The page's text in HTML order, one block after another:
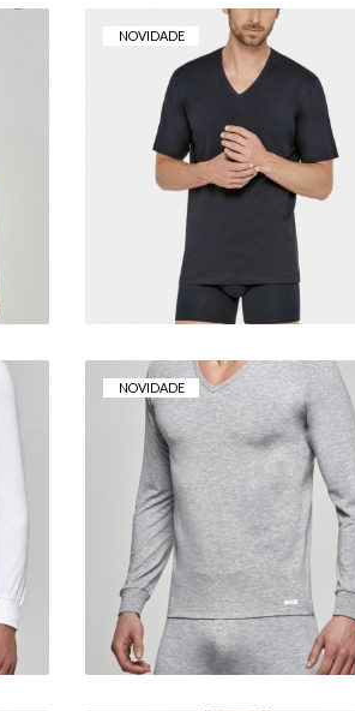
NOVIDADE
T-SHIRT IMPETUS
DECOTE EM V PURE
COTTON
NOVIDADE
CAMISOLA TÉRMICA
IMPETUS COM GOLA
EM V
29,90 €